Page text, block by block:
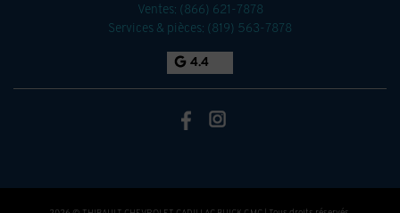
Ventes: (866) 621-7878
Services & pièces: (819) 563-7878
4.4